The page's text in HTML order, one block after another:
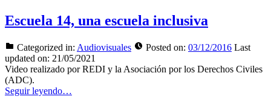
Escuela 14, una escuela inclusiva
Categorized in: Audiovisuales Posted on: 03/12/2016 Last
updated on: 21/05/2021
Video realizado por REDI y la Asociación por los Derechos Civiles
(ADC).
Seguir leyendo…